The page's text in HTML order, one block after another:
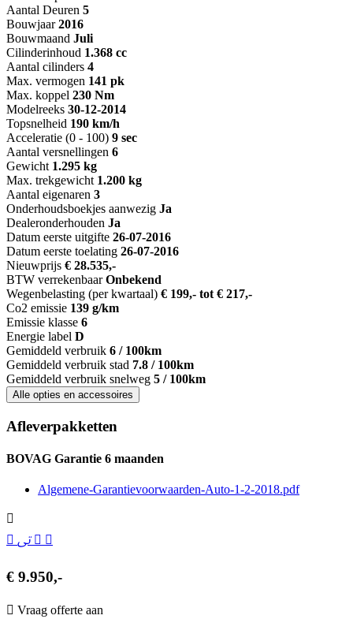
Aantal Deuren 5
Bouwjaar 2016
Bouwmaand Juli
Cilinderinhoud 1.368 cc
Aantal cilinders 4
Max. vermogen 141 pk
Max. koppel 230 Nm
Modelreeks 30-12-2014
Topsnelheid 190 km/h
Acceleratie (0 - 100) 9 sec
Aantal versnellingen 6
Gewicht 1.295 kg
Max. trekgewicht 1.200 kg
Aantal eigenaren 3
Onderhoudsboekjes aanwezig Ja
Dealeronderhouden Ja
Datum eerste uitgifte 26-07-2016
Datum eerste toelating 26-07-2016
Nieuwprijs € 28.535,-
BTW verrekenbaar Onbekend
Wegenbelasting (per kwartaal) € 199,- tot € 217,-
Co2 emissie 139 g/km
Emissie klasse 6
Energie label D
Gemiddeld verbruik 6 / 100km
Gemiddeld verbruik stad 7.8 / 100km
Gemiddeld verbruik snelweg 5 / 100km
Alle opties en accessoires
Afleverpakketten
BOVAG Garantie 6 maanden
Algemene-Garantievoorwaarden-Auto-1-2-2018.pdf
€ 9.950,-
Vraag offerte aan